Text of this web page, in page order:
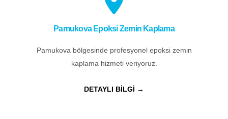
Pamukova Epoksi Zemin Kaplama
Pamukova bölgesinde profesyonel epoksi zemin
kaplama hizmeti veriyoruz.
DETAYLI BİLGİ →